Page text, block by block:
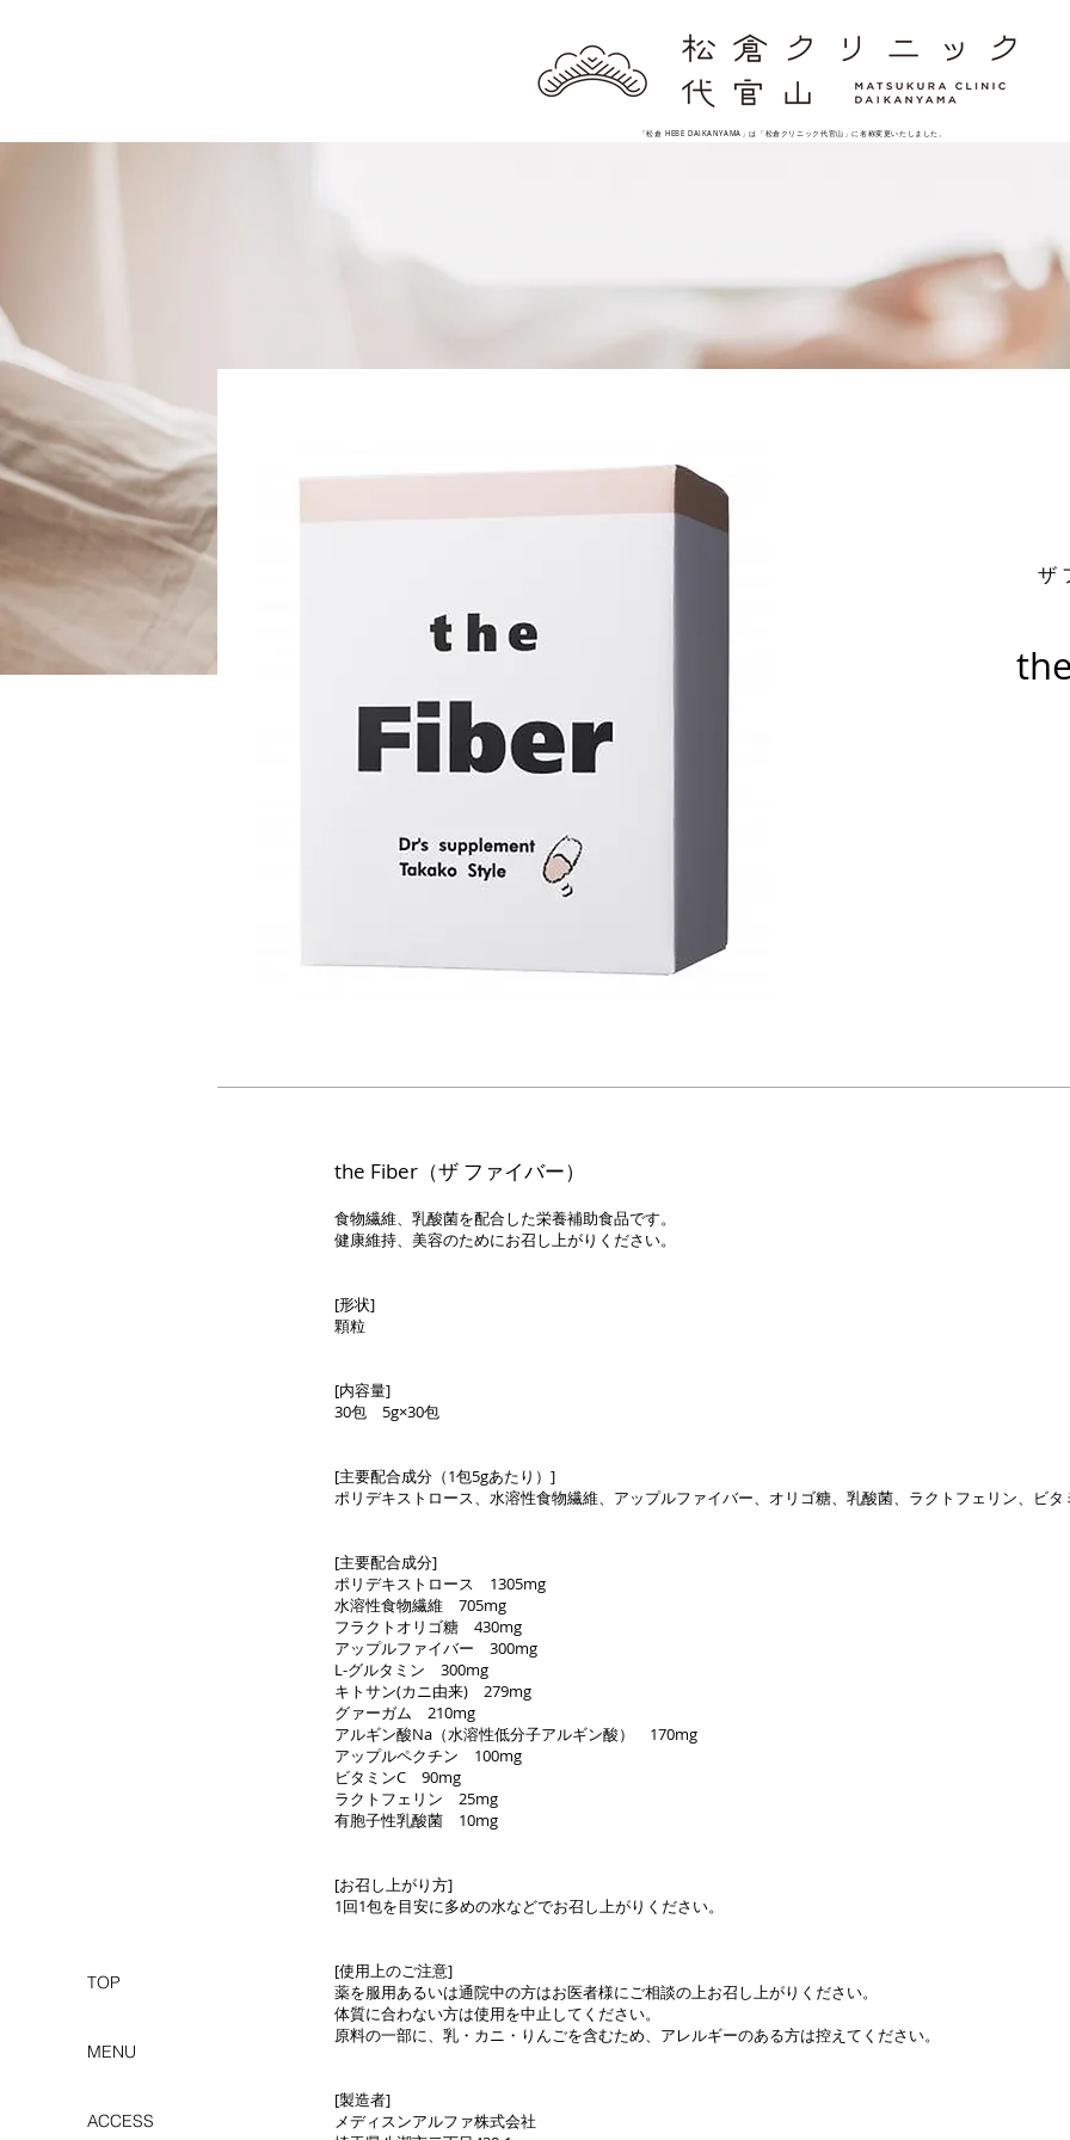
「松倉 HEBE DAIKANYAMA」は「松倉クリニック代官山」に名称変更いたしました。
ザ
the Fiber（ザ ファイバー）
食物繊維、乳酸菌を配合した栄養補助食品です。
健康維持、美容のためにお召し上がりください。
[形状]
顆粒
[内容量]
30包 5g×30包
[主要配合成分（1包5gあたり）]
ポリデキストロース、水溶性食物繊維、アップルファイバー、オリゴ糖、乳酸菌、ラクトフェリン、ビタ
[主要配合成分]
ポリデキストロース 1305mg
水溶性食物繊維 705mg
フラクトオリゴ糖 430mg
アップルファイバー 300mg
L-グルタミン 300mg
キトサン(カニ由来) 279mg
グァーガム 210mg
アルギン酸Na（水溶性低分子アルギン酸） 170mg
アップルペクチン 100mg
ビタミンC 90mg
ラクトフェリン 25mg
有胞子性乳酸菌 10mg
[お召し上がり方]
1回1包を目安に多めの水などでお召し上がりください。
[使用上のご注意]
薬を服用あるいは通院中の方はお医者様にご相談の上お召し上がりください。
体質に合わない方は使用を中止してください。
原料の一部に、乳・カニ・りんごを含むため、アレルギーのある方は控えてください。
[製造者]
メディスンアルファ株式会社
TOP
MENU
ACCESS